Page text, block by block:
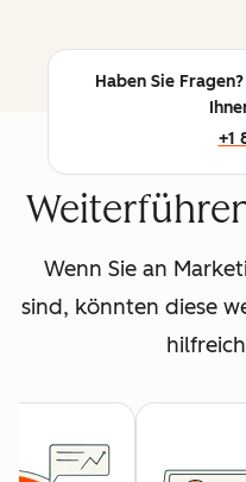
Haben Sie
+1
Wenn Sie an
sind, könnten diese